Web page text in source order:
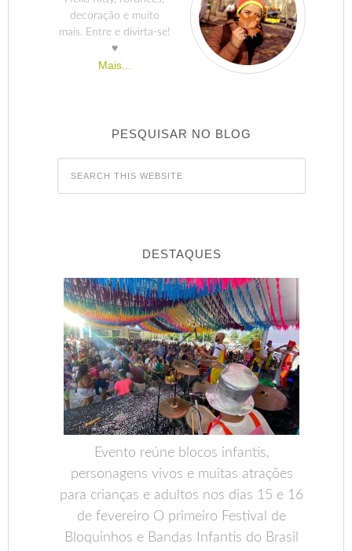
decoração e muito
mais. Entre e divirta-se!
♥
Mais...
PESQUISAR NO BLOG
DESTAQUES
Evento reúne blocos infantis,
personagens vivos e muitas atrações
para crianças e adultos nos dias 15 e 16
de fevereiro O primeiro Festival de
Bloquinhos e Bandas Infantis do Brasil